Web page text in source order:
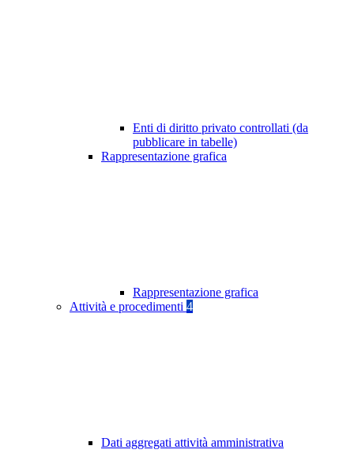
Enti di diritto privato controllati (da
pubblicare in tabelle)
Rappresentazione grafica
Rappresentazione grafica
Attività e procedimenti 4
Dati aggregati attività amministrativa